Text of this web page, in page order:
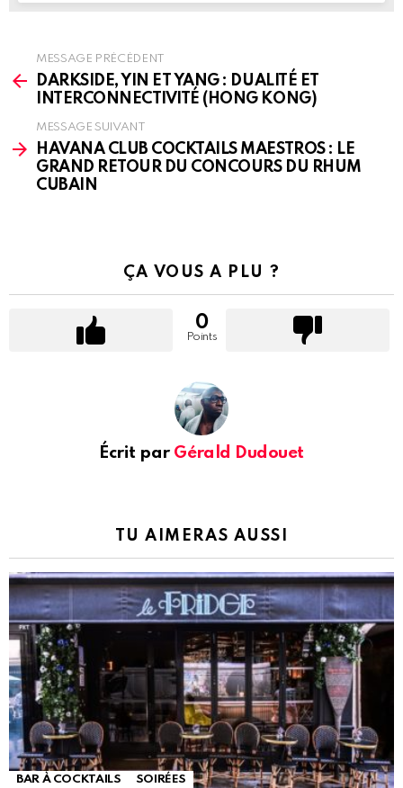
more
MESSAGE PRÉCÉDENT
DARKSIDE, YIN ET YANG : DUALITÉ ET
INTERCONNECTIVITÉ (HONG KONG)
MESSAGE SUIVANT
HAVANA CLUB COCKTAILS MAESTROS : LE
GRAND RETOUR DU CONCOURS DU RHUM
CUBAIN
ÇA VOUS A PLU ?
0
Points
Écrit par Gérald Dudouet
TU AIMERAS AUSSI
BAR À COCKTAILS SOIRÉES